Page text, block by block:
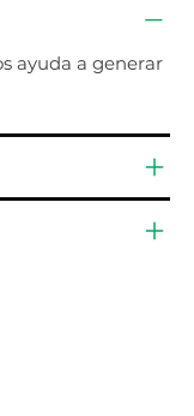
ayuda a generar